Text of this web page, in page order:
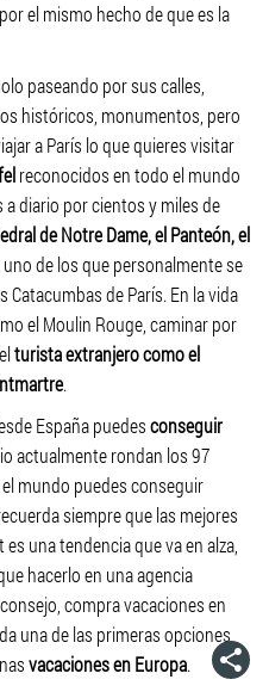
el mismo hecho de que es la
paseando por sus calles,
históricos, monumentos, pero
a París lo que quieres visitar
reconocidos en todo el mundo
diario por cientos y miles de
de Notre Dame, el Panteón, el
de los que personalmente se
de París. En la vida
el Moulin Rouge, caminar por
turista extranjero como el
.
España puedesconseguir
actualmente rondan los 97
mundo puedes conseguir
siempre que las mejores
una tendencia que va en alza,
hacerlo en una agencia
compra vacaciones en
una de las primeras opciones
vacaciones en Europa.